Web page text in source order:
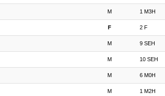
M 1 M3H
F 2 F
M 9 SEH
M 10 SEH
M 6 M0H
M 1 M2H